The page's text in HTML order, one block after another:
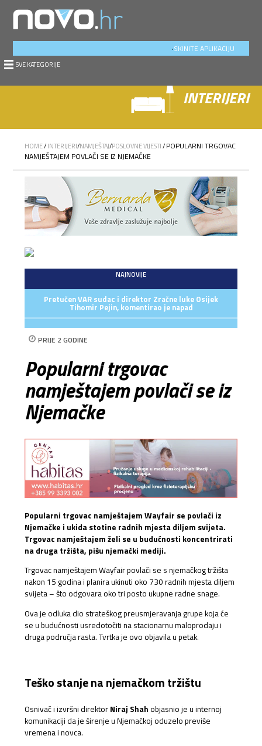
SKINITE APLIKACIJU
.
SVE KATEGORIJE
INTERIJERI
HOME/INTERIJERI/NAMJEŠTAJ/POSLOVNE VIJESTI/POPULARNI TRGOVAC
NAMJEŠTAJEM POVLAČI SE IZ NJEMAČKE
NAJNOVIJE
Pretučen VAR sudac i direktor Zračne luke Osijek
Tihomir Pejin, komentirao je napad
PRIJE 2 GODINE
Popularni trgovac
namještajem povlači se iz
Njemačke
Popularni trgovac namještajem Wayfair se povlači iz
Njemačke i ukida stotine radnih mjesta diljem svijeta.
Trgovac namještajem želi se u budućnosti koncentrirati
na druga tržišta, pišu njemački mediji.
Trgovac namještajem Wayfair povlači se s njemačkog tržišta
nakon 15 godina i planira ukinuti oko 730 radnih mjesta diljem
svijeta – što odgovara oko tri posto ukupne radne snage.
Ova je odluka dio strateškog preusmjeravanja grupe koja će
se u budućnosti usredotočiti na stacionarnu maloprodaju i
druga područja rasta. Tvrtka je ovo objavila u petak.
Teško stanje na njemačkom tržištu
Osnivač i izvršni direktor Niraj Shah objasnio je u internoj
komunikaciji da je širenje u Njemačkoj oduzelo previše
vremena i novca.